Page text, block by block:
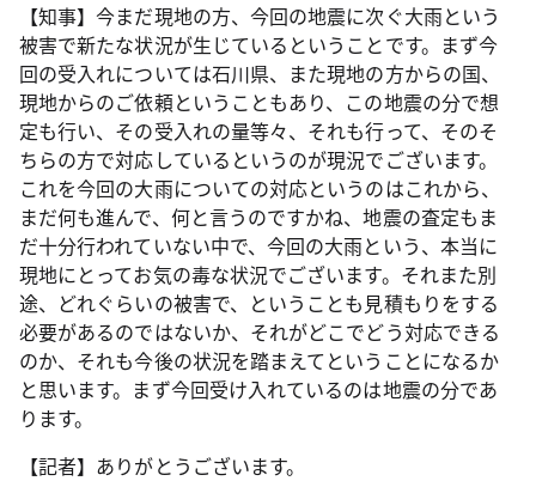
【知事】今まだ現地の方、今回の地震に次ぐ大雨という
被害で新たな状況が生じているということです。まず今
回の受入れについては石川県、また現地の方からの国、
現地からのご依頼ということもあり、この地震の分で想
定も行い、その受入れの量等々、それも行って、そのそ
ちらの方で対応しているというのが現況でございます。
これを今回の大雨についての対応というのはこれから、
まだ何も進んで、何と言うのですかね、地震の査定もま
だ十分行われていない中で、今回の大雨という、本当に
現地にとってお気の毒な状況でございます。それまた別
途、どれぐらいの被害で、ということも見積もりをする
必要があるのではないか、それがどこでどう対応できる
のか、それも今後の状況を踏まえてということになるか
と思います。まず今回受け入れているのは地震の分であ
ります。
【記者】ありがとうございます。